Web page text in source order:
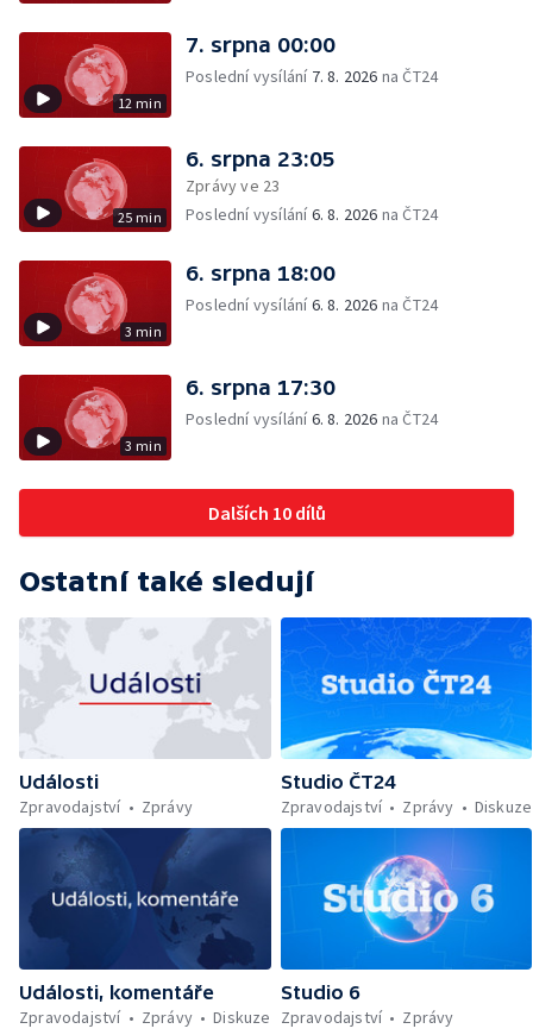
12 min
7. srpna 00:00
Poslední vysílání 7. 8. 2026 na ČT24
25 min
6. srpna 23:05
Zprávy ve 23
Poslední vysílání6. 8. 2026 na ČT24
3 min
6. srpna 18:00
Poslední vysílání6. 8. 2026 na ČT24
3 min
6. srpna 17:30
Poslední vysílání6. 8. 2026 na ČT24
Dalších 10 dílů
Ostatní také sledují
Události
Zpravodajství
Zprávy
Studio ČT24
Zpravodajství
Zprávy Diskuze
Události, komentáře
Zpravodajství
Zprávy Diskuze
Studio 6
Zpravodajství
Zprávy